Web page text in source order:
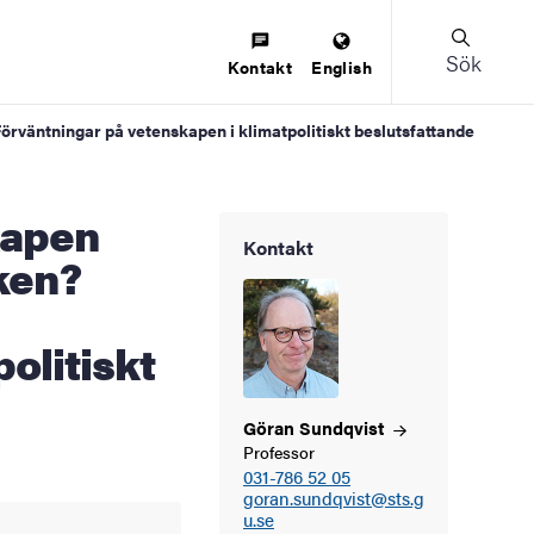
Kontakt English Sök
på vetenskapen i klimatpolitiskt beslutsfattande
Kontakt
Göran Sundqvist
Professor
031-786 52 05
goran.sundqvist@sts.g
u.se